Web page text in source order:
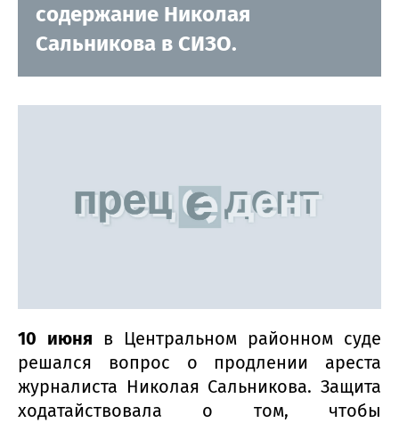
содержание Николая
Сальникова в СИЗО.
10 июня в Центральном районном суде
решался вопрос о продлении ареста
журналиста Николая Сальникова. Защита
ходатайствовала о том, чтобы